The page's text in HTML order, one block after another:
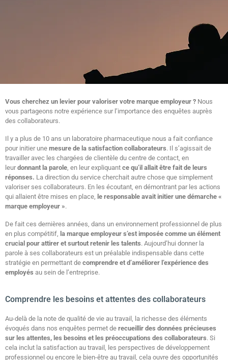
Vous cherchez un levier pour valoriser votre marque employeur ? Nous
vous partageons notre expérience sur l’importance des enquêtes auprès
des collaborateurs.
Il y a plus de 10 ans un laboratoire pharmaceutique nous a fait confiance
pour initier une mesure de la satisfaction collaborateurs. Il s’agissait de
travailler avec les chargées de clientèle du centre de contact, en
leurdonnant la parole, en leur expliquant ce qu’il allait être fait de leurs
réponses. La direction du service cherchait autre chose que simplement
valoriser ses collaborateurs. En les écoutant, en démontrant par les actions
qui allaient être mises en place, le responsable avait initier une démarche «
marque employeur ».
De fait ces dernières années, dans un environnement professionnel de plus
en plus compétitif, la marque employeur s’est imposée comme un élément
crucial pour attirer et surtout retenir les talents. Aujourd’hui donner la
parole à ses collaborateurs est un préalable indispensable dans cette
stratégie en permettant de comprendre et d’améliorer l’expérience des
employés au sein de l’entreprise.
Comprendre les besoins et attentes des collaborateurs
Au-delà de la note de qualité de vie au travail, la richesse des éléments
évoqués dans nos enquêtes permet de recueillir des données précieuses
sur les attentes, les besoins et les préoccupations des collaborateurs. Si
cela inclut la satisfaction au travail, les perspectives de développement
professionnel ou encore le bien-être au travail, cela ouvre des opportunités